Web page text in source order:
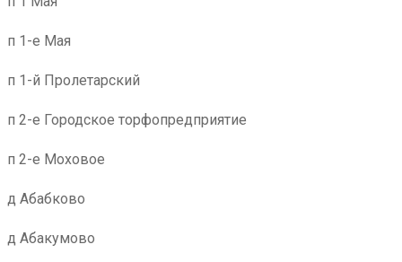
п 1-е Мая
п 1-й Пролетарский
п 2-е Городское торфопредприятие
п 2-е Моховое
д Абабково
д Абакумово